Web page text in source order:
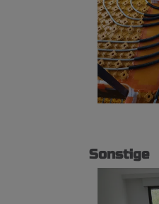
Sonstige